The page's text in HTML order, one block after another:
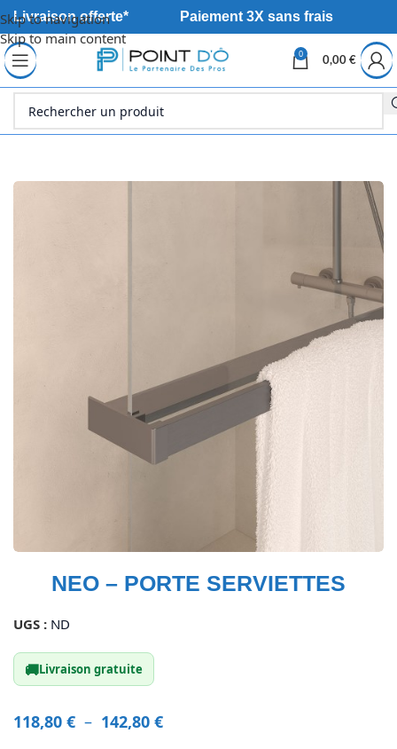
Skip to navigation
Skip to main content
Livraison offerte* Paiement 3X sans frais
0
0,00 €
Accueil Sanitaire Douche
NEO – PORTE SERVIETTES
UGS : ND
🚚Livraison gratuite
118,80 € – 142,80 €